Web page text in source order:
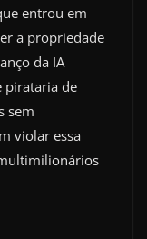
entrou em
a propriedade
da IA
pirataria de
sem
violar essa